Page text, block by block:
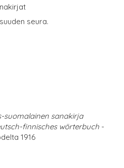
seura.
suomalainen sanakirja
finnisches wörterbuch -
1916